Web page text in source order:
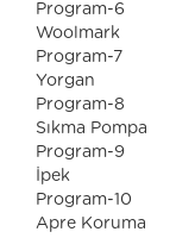
Program-6
Woolmark
Program-7
Yorgan
Program-8
Sıkma Pompa
Program-9
İpek
Program-10
Apre Koruma